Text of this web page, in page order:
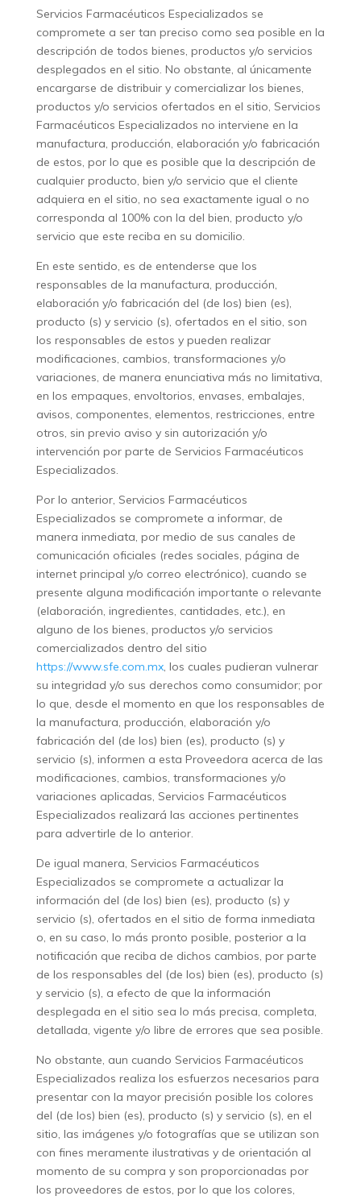
Servicios Farmacéuticos Especializados se
compromete a ser tan preciso como sea posible en la
descripción de todos bienes, productos y/o servicios
desplegados en el sitio. No obstante, al únicamente
encargarse de distribuir y comercializar los bienes,
productos y/o servicios ofertados en el sitio, Servicios
Farmacéuticos Especializados no interviene en la
manufactura, producción, elaboración y/o fabricación
de estos, por lo que es posible que la descripción de
cualquier producto, bien y/o servicio que el cliente
adquiera en el sitio, no sea exactamente igual o no
corresponda al 100% con la del bien, producto y/o
servicio que este reciba en su domicilio.
En este sentido, es de entenderse que los
responsables de la manufactura, producción,
elaboración y/o fabricación del (de los) bien (es),
producto (s) y servicio (s), ofertados en el sitio, son
los responsables de estos y pueden realizar
modificaciones, cambios, transformaciones y/o
variaciones, de manera enunciativa más no limitativa,
en los empaques, envoltorios, envases, embalajes,
avisos, componentes, elementos, restricciones, entre
otros, sin previo aviso y sin autorización y/o
intervención por parte de Servicios Farmacéuticos
Especializados.
Por lo anterior, Servicios Farmacéuticos
Especializados se compromete a informar, de
manera inmediata, por medio de sus canales de
comunicación oficiales (redes sociales, página de
internet principal y/o correo electrónico), cuando se
presente alguna modificación importante o relevante
(elaboración, ingredientes, cantidades, etc.), en
alguno de los bienes, productos y/o servicios
comercializados dentro del sitio
https://www.sfe.com.mx, los cuales pudieran vulnerar
su integridad y/o sus derechos como consumidor; por
lo que, desde el momento en que los responsables de
la manufactura, producción, elaboración y/o
fabricación del (de los) bien (es), producto (s) y
servicio (s), informen a esta Proveedora acerca de las
modificaciones, cambios, transformaciones y/o
variaciones aplicadas, Servicios Farmacéuticos
Especializados realizará las acciones pertinentes
para advertirle de lo anterior.
De igual manera, Servicios Farmacéuticos
Especializados se compromete a actualizar la
información del (de los) bien (es), producto (s) y
servicio (s), ofertados en el sitio de forma inmediata
o, en su caso, lo más pronto posible, posterior a la
notificación que reciba de dichos cambios, por parte
de los responsables del (de los) bien (es), producto (s)
y servicio (s), a efecto de que la información
desplegada en el sitio sea lo más precisa, completa,
detallada, vigente y/o libre de errores que sea posible.
No obstante, aun cuando Servicios Farmacéuticos
Especializados realiza los esfuerzos necesarios para
presentar con la mayor precisión posible los colores
del (de los) bien (es), producto (s) y servicio (s), en el
sitio, las imágenes y/o fotografías que se utilizan son
con fines meramente ilustrativas y de orientación al
momento de su compra y son proporcionadas por
los proveedores de estos, por lo que los colores,